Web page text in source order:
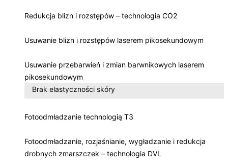
Redukcja blizn i rozstępów – technologia CO2
Usuwanie blizn i rozstępów laserem pikosekundowym
Usuwanie przebarwień i zmian barwnikowych laserem
pikosekundowym
Brak elastyczności skóry
Fotoodmładzanie technologią T3
Fotoodmładzanie, rozjaśnianie, wygładzanie i redukcja
drobnych zmarszczek – technologia DVL